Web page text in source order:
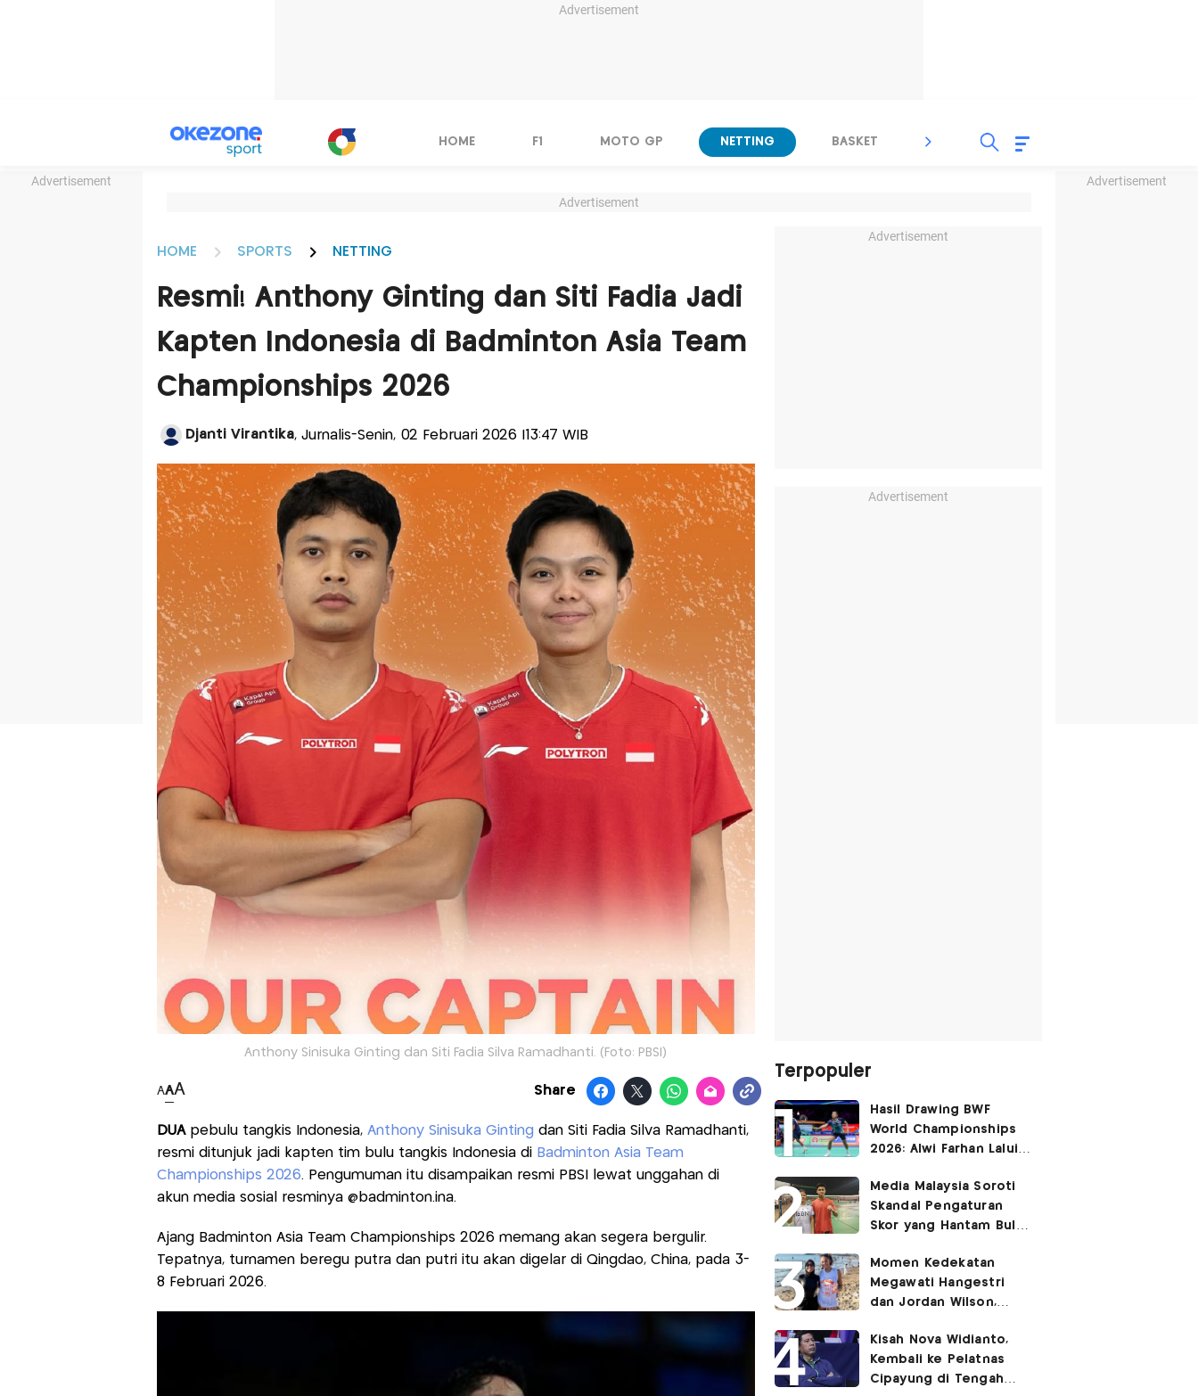
Advertisement
Advertisement Advertisement
HOME F1 MOTO GP NETTING BASKET SPORT LAIN
Advertisement
HOME SPORTS NETTING
Resmi! Anthony Ginting dan Siti Fadia Jadi
Kapten Indonesia di Badminton Asia Team
Championships 2026
Djanti Virantika, Jurnalis-Senin, 02 Februari 2026 |13:47 WIB
Anthony Sinisuka Ginting dan Siti Fadia Silva Ramadhanti. (Foto: PBSI)
AAA Share
DUA pebulu tangkis Indonesia, Anthony Sinisuka Ginting dan Siti Fadia Silva Ramadhanti,
resmi ditunjuk jadi kapten tim bulu tangkis Indonesia di Badminton Asia Team
Championships 2026. Pengumuman itu disampaikan resmi PBSI lewat unggahan di
akun media sosial resminya @badminton.ina.
Ajang Badminton Asia Team Championships 2026 memang akan segera bergulir.
Tepatnya, turnamen beregu putra dan putri itu akan digelar di Qingdao, China, pada 3-
8 Februari 2026.
Advertisement
Advertisement
Terpopuler
Hasil Drawing BWF
World Championships
2026: Alwi Farhan Lalui
Dapat Bye
Media Malaysia Soroti
Skandal Pengaturan
Skor yang Hantam Bulu
Libatkan Jafar/Felisha!
Momen Kedekatan
Megawati Hangestri
dan Jordan Wilson,
Hillstate di Pantai!
Kisah Nova Widianto,
Kembali ke Pelatnas
Cipayung di Tengah